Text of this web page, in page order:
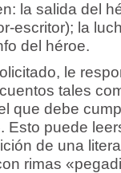
la salida del
escritor); la
del héroe.
le
tales
que debe
. Esto puede
de una
rimas